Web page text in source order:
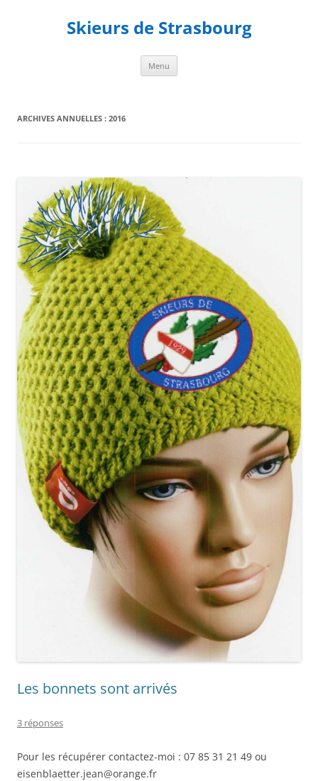
Skieurs de Strasbourg
Menu
ARCHIVES ANNUELLES : 2016
Les bonnets sont arrivés
3 réponses
Pour les récupérer contactez-moi : 07 85 31 21 49 ou
eisenblaetter.jean@orange.fr